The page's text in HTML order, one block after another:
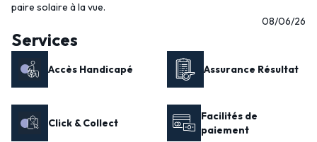
paire solaire à la vue.
08/06/26
Services
Accès Handicapé Assurance Résultat
Click & Collect
Facilités de
paiement